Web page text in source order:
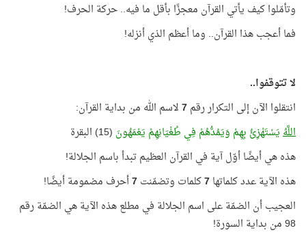
وتأمّلوا كيف يأتي القرآن معجزًا بأقل ما فيه.. حركة الحرف!
فما أعجب هذا القرآن.. وما أعظم الذي أنزله!
لا تتوقفوا..
انتقلوا الآن إلى التكرار رقم7لاسم الله من بداية القرآن:
اللَّهُيَسْتَهْزِئُ بِهِمْ وَيَمُدُّهُمْ فِي طُغْيَانِهِمْ يَعْمَهُونَ (15) البقرة
هذه هي أيضًا أوّل آية في القرآن العظيم تبدأ باسم الجلالة!
هذه الآية عدد كلماتها7كلمات وتضمّنت7أحرف مضمومة أيضًا!
العجيب أن الضمّة على اسم الجلالة في مطلع هذه الآية هي الضمّة رقم
98 من بداية السورة!